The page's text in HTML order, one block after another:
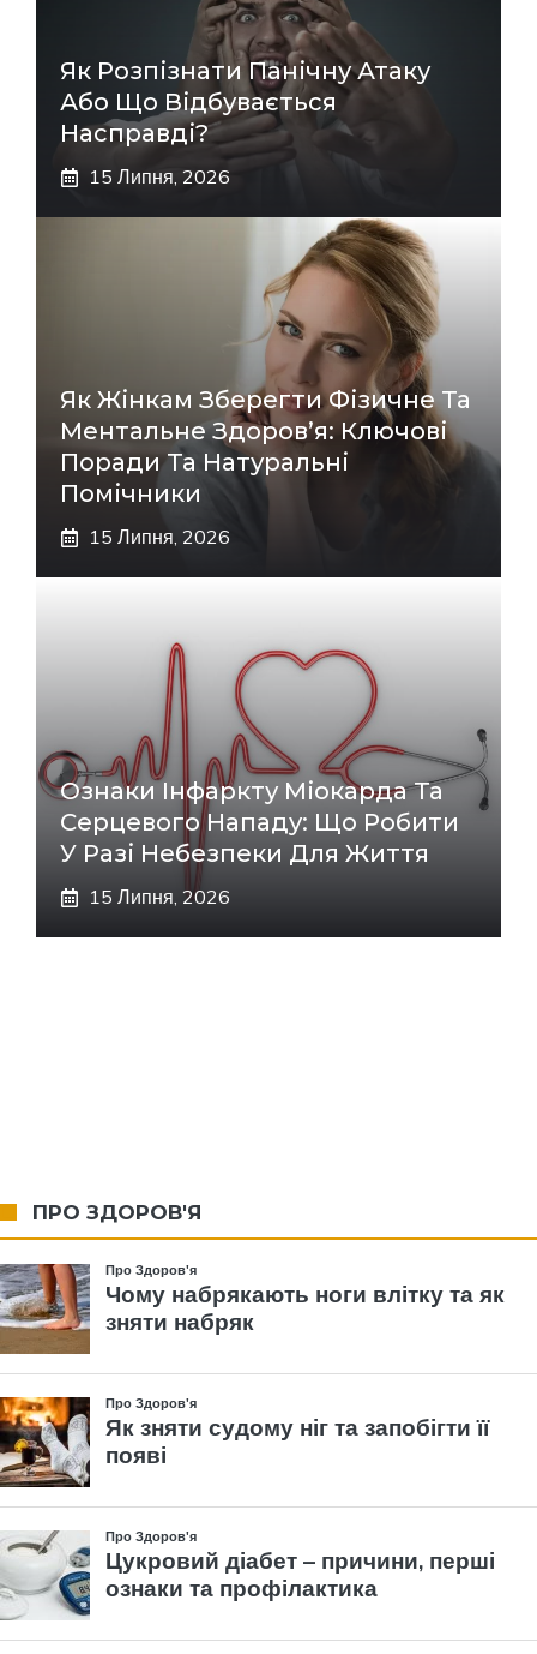
Як Розпізнати Панічну Атаку
Або Що Відбувається
Насправді?
15 Липня, 2026
Як Жінкам Зберегти Фізичне Та
Ментальне Здоров’я: Ключові
Поради Та Натуральні
Помічники
15 Липня, 2026
Ознаки Інфаркту Міокарда Та
Серцевого Нападу: Що Робити
У Разі Небезпеки Для Життя
15 Липня, 2026
ПРО ЗДОРОВ'Я